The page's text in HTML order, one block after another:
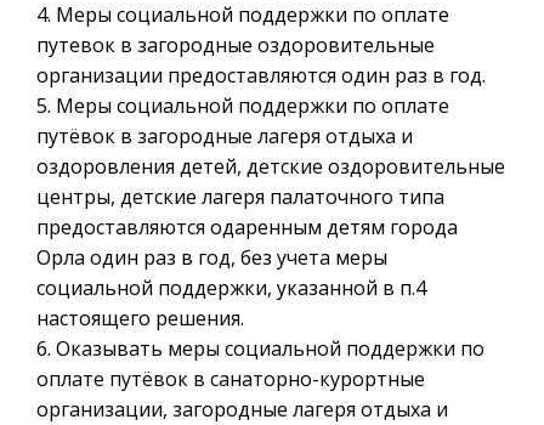
4. Меры социальной поддержки по оплате
путевок в загородные оздоровительные
организации предоставляются один раз в год.
5. Меры социальной поддержки по оплате
путёвок в загородные лагеря отдыха и
оздоровления детей, детские оздоровительные
центры, детские лагеря палаточного типа
предоставляются одаренным детям города
Орла один раз в год, без учета меры
социальной поддержки, указанной в п.4
настоящего решения.
6. Оказывать меры социальной поддержки по
оплате путёвок в санаторно-курортные
организации, загородные лагеря отдыха и